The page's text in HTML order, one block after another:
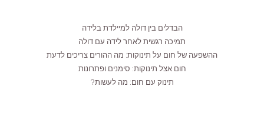
הבדלים בין דולה למיילדת בלידה
תמיכה רגשית לאחר לידה עם דולה
ההשפעה של חום על תינוקות: מה ההורים צריכים לדעת
חום אצל תינוקות: סימנים ופתרונות
תינוק עם חום: מה לעשות?